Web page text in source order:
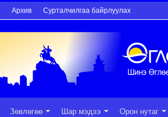
Архив Сурталчилгаа байрлуулах
Зөвлөгөө Шар мэдээ Орон нутаг